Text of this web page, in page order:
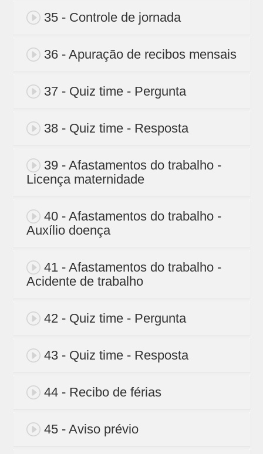
35 - Controle de jornada
36 - Apuração de recibos mensais
37 - Quiz time - Pergunta
38 - Quiz time - Resposta
39 - Afastamentos do trabalho -
Licença maternidade
40 - Afastamentos do trabalho -
Auxílio doença
41 - Afastamentos do trabalho -
Acidente de trabalho
42 - Quiz time - Pergunta
43 - Quiz time - Resposta
44 - Recibo de férias
45 - Aviso prévio